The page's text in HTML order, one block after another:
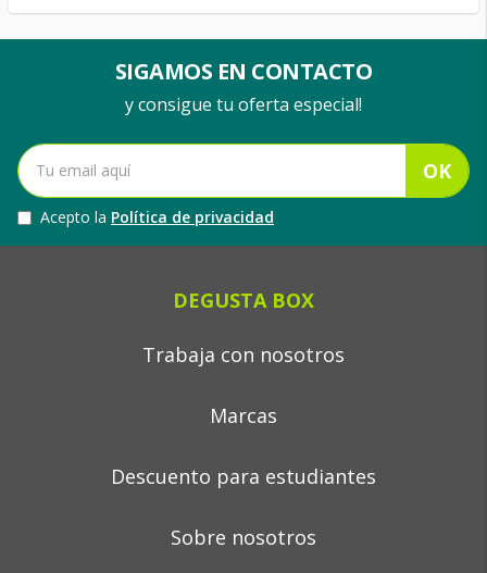
SIGAMOS EN CONTACTO
y consigue tu oferta especial!
OK
Acepto la Política de privacidad
DEGUSTA BOX
Trabaja con nosotros
Marcas
Descuento para estudiantes
Sobre nosotros